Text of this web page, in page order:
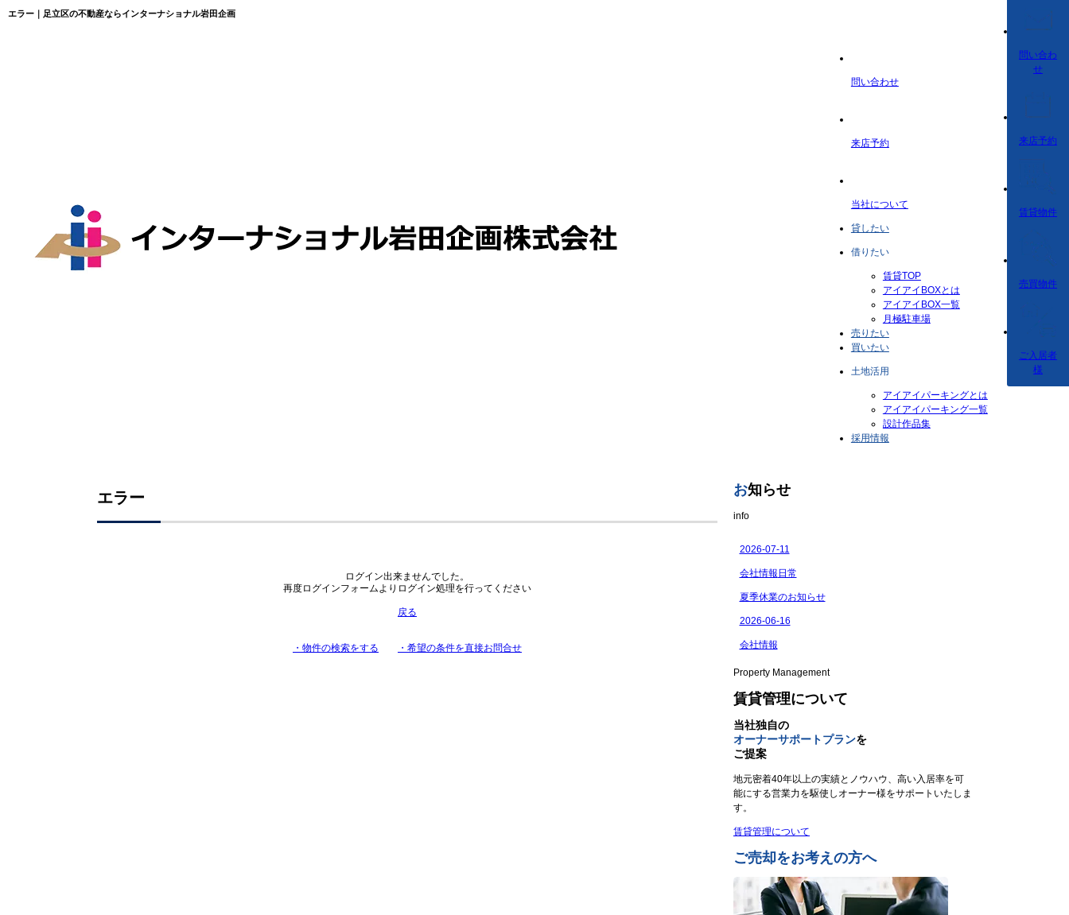
エラー｜足立区の不動産ならインターナショナル岩田企画
問い合わせ
来店予約
当社について
貸したい
借りたい
賃貸TOP
アイアイBOXとは
アイアイBOX一覧
月極駐車場
売りたい
買いたい
土地活用
アイアイパーキングとは
アイアイパーキング一覧
設計作品集
採用情報
問い合わ
せ
来店予約
賃貸物件
売買物件
ご入居者
様
エラー
ログイン出来ませんでした。
再度ログインフォームよりログイン処理を行ってください
戻る
・物件の検索をする ・希望の条件を直接お問合せ
お知らせ
info
Property Management
賃貸管理について
当社独自の
オーナーサポートプランを
ご提案
地元密着40年以上の実績とノウハウ、高い入居率を可
能にする営業力を駆使しオーナー様をサポートいたしま
す。
賃貸管理について
ご売却をお考えの方へ